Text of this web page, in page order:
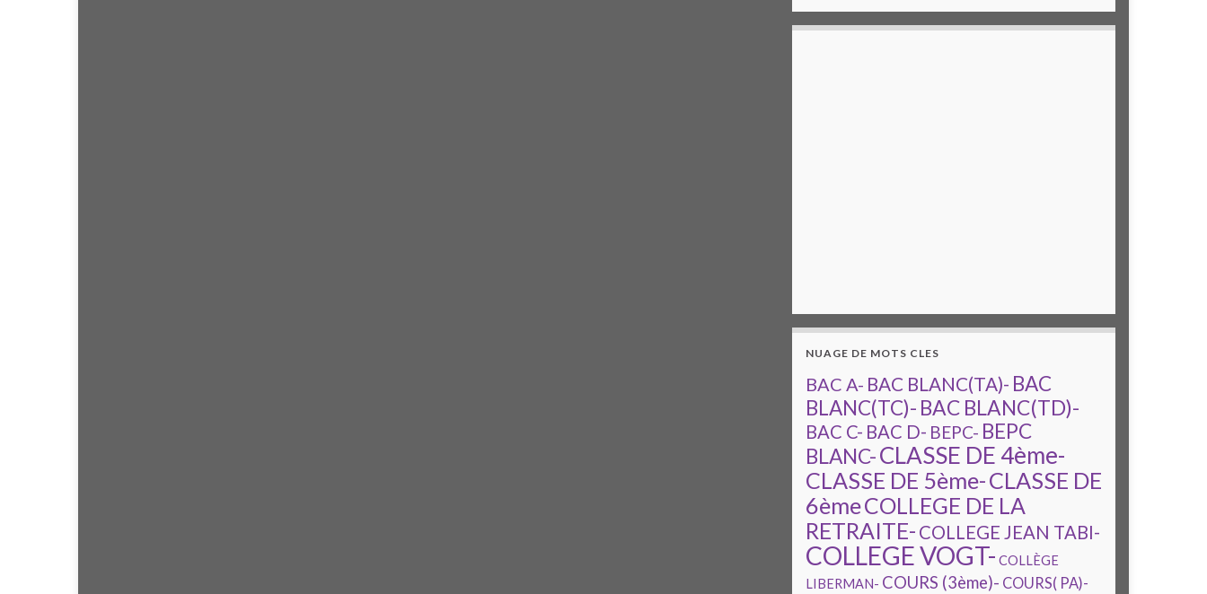
NUAGE DE MOTS CLES
BAC A- BAC BLANC(TA)- BAC
BLANC(TC)- BAC BLANC(TD)-
BAC C- BAC D- BEPC- BEPC
BLANC-CLASSE DE 4ème-
CLASSE DE 5ème-CLASSE DE
6èmeCOLLEGE DE LA
RETRAITE- COLLEGE JEAN TABI-
COLLEGE VOGT- COLLÈGE
LIBERMAN- COURS (3ème)- COURS( PA)-